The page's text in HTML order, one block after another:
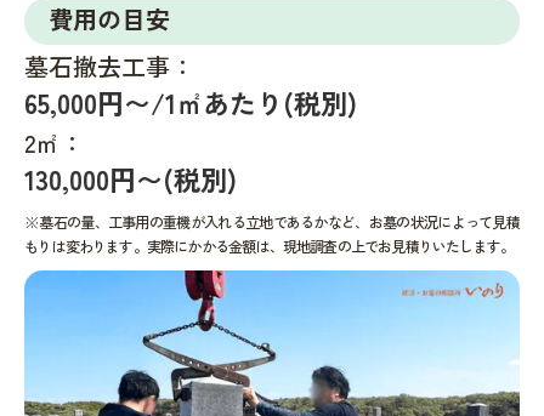
費用の目安
墓石撤去工事：
65,000円〜/1㎡あたり(税別)
2㎡：
130,000円〜(税別)
※墓石の量、工事用の重機が入れる立地であるかなど、お墓の状況によって見積
もりは変わります。実際にかかる金額は、現地調査の上でお見積りいたします。